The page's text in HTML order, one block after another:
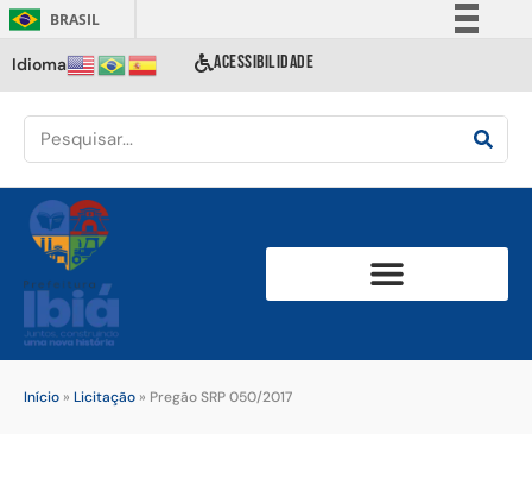
BRASIL
Comunica BR
Acesso à informação
Idioma ACESSIBILIDADE
Início » Licitação » Pregão SRP 050/2017